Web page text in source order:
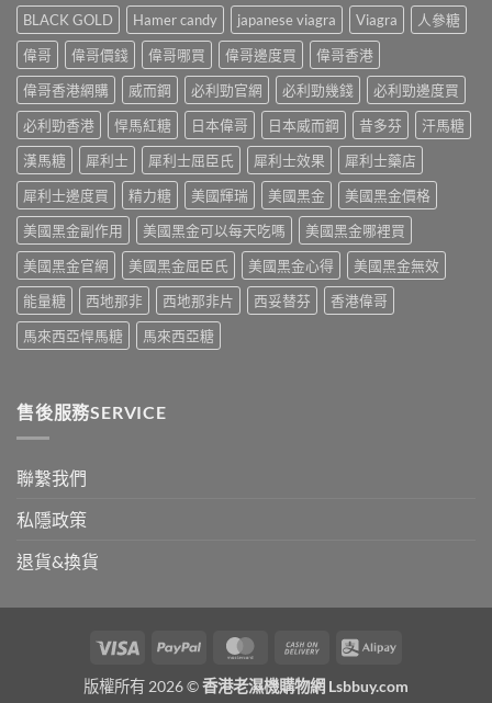
聰
明
替
代
方
案
一
次
解
析〉
中
法
＋
預
防
再
發，
完
整
略
一
次
看〉
中
什
麼
危
害：
從
劑
量、
副
用
到
死
線
的
完
拆
解〉
中
改
變
性
功
能
障
礙
治
的
突
破
性
藥
物〉
中
BLACK GOLD Hamer candy japanese viagra Viagra
人參糖
偉哥
偉哥價錢 偉哥哪買 偉哥邊度買
偉哥香港
偉哥香港網購
威而鋼 必利勁官網 必利勁幾錢
必利勁邊度買
必利勁香港
悍馬紅糖 日本偉哥 日本威而鋼 昔多芬
汗馬糖
漢馬糖
犀利士 犀利士屈臣氏 犀利士效果
犀利士藥店
犀利士邊度買
精力糖 美國輝瑞 美國黑金
美國黑金價格
美國黑金副作用
美國黑金可以每天吃嗎
美國黑金哪裡買
美國黑金官網
美國黑金屈臣氏 美國黑金心得
美國黑金無效
能量糖
西地那非 西地那非片 西妥替芬
香港偉哥
馬來西亞悍馬糖
馬來西亞糖
售後服務SERVICE
聯繫我們
私隱政策
退貨&換貨
Visa PayPal MasterCardCash
Delivery
Alipay
版權所有 2026 ©香港老濕機購物網 Lsbbuy.com